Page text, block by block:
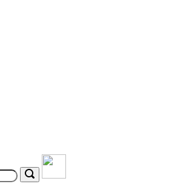
Search